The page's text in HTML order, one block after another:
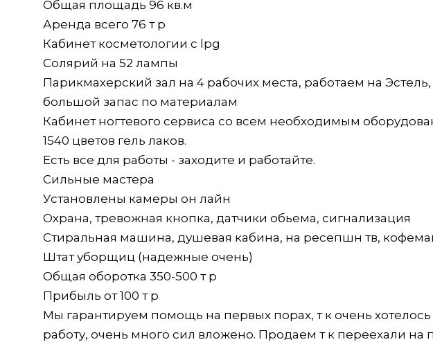
Общая площадь 96 кв.м
Аренда всего 76 т р
Кабинет косметологии с lpg
Солярий на 52 лампы
Парикмахерский зал на 4 рабочих места, работаем на
большой запас по материалам
Кабинет ногтевого сервиса со всем необходимым
1540 цветов гель лаков.
Есть все для работы - заходите и работайте.
Сильные мастера
Установлены камеры он лайн
Охрана, тревожная кнопка, датчики обьема, сигнализация
Стиральная машина, душевая кабина, на ресепшн тв,
Штат уборщиц (надежные очень)
Общая оборотка 350-500 т р
Прибыль от 100 т р
Мы гарантируем помощь на первых порах, т к очень
работу, очень много сил вложено. Продаем т к переехали на